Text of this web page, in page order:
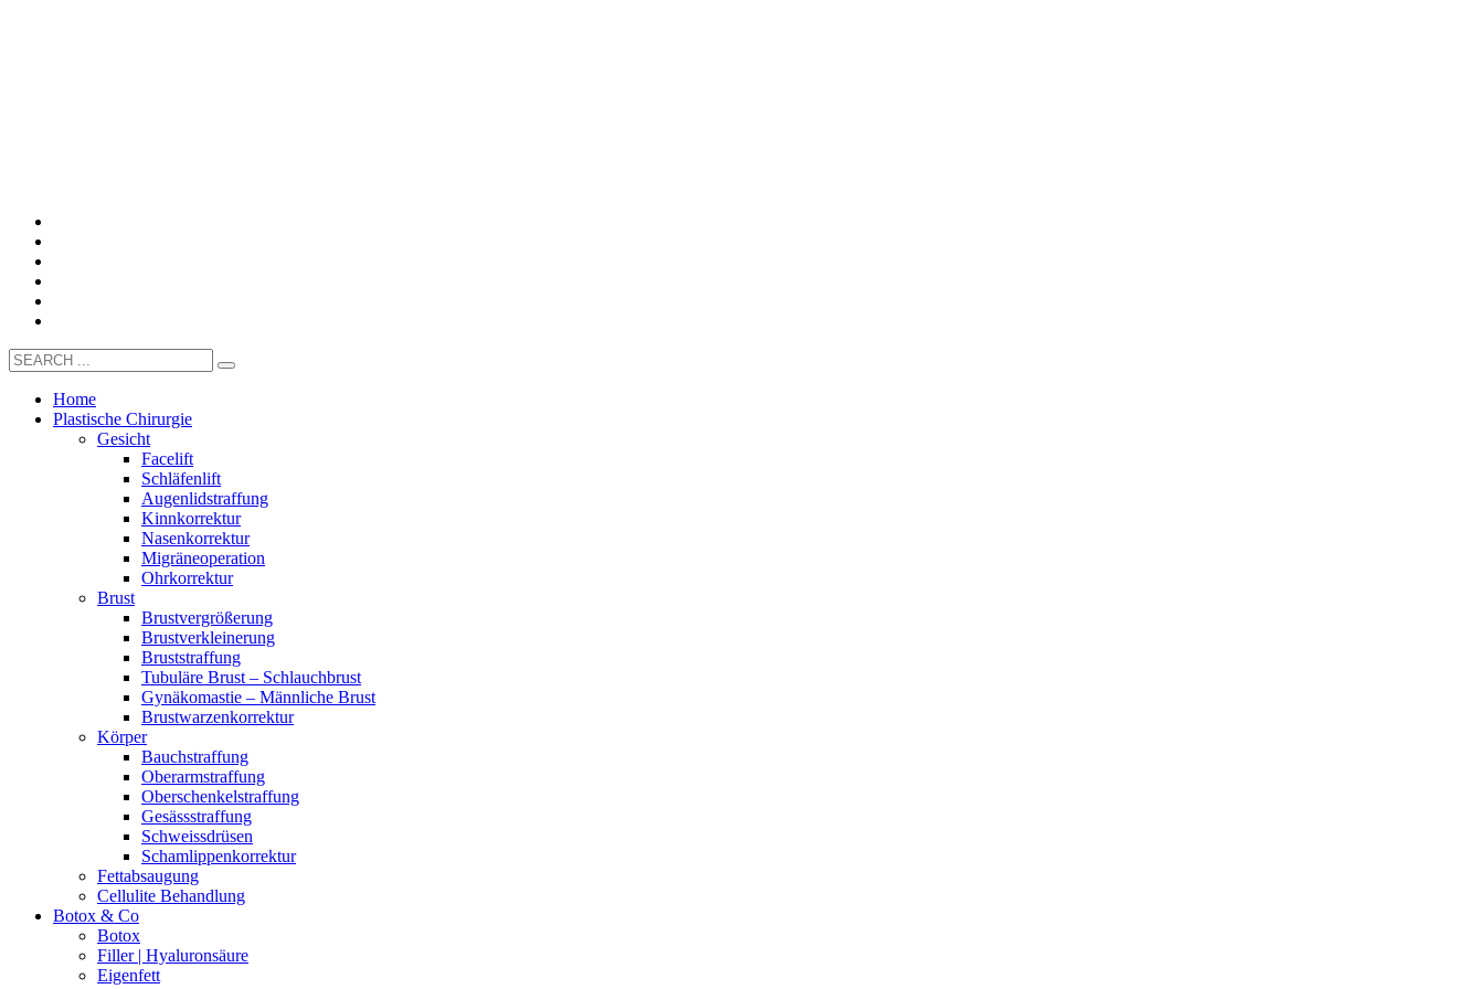
Home
Plastische Chirurgie
Gesicht
Facelift
Schläfenlift
Augenlidstraffung
Kinnkorrektur
Nasenkorrektur
Migräneoperation
Ohrkorrektur
Brust
Brustvergrößerung
Brustverkleinerung
Bruststraffung
Tubuläre Brust – Schlauchbrust
Gynäkomastie – Männliche Brust
Brustwarzenkorrektur
Körper
Bauchstraffung
Oberarmstraffung
Oberschenkelstraffung
Gesässstraffung
Schweissdrüsen
Schamlippenkorrektur
Fettabsaugung
Cellulite Behandlung
Botox & Co
Botox
Filler | Hyaluronsäure
Eigenfett